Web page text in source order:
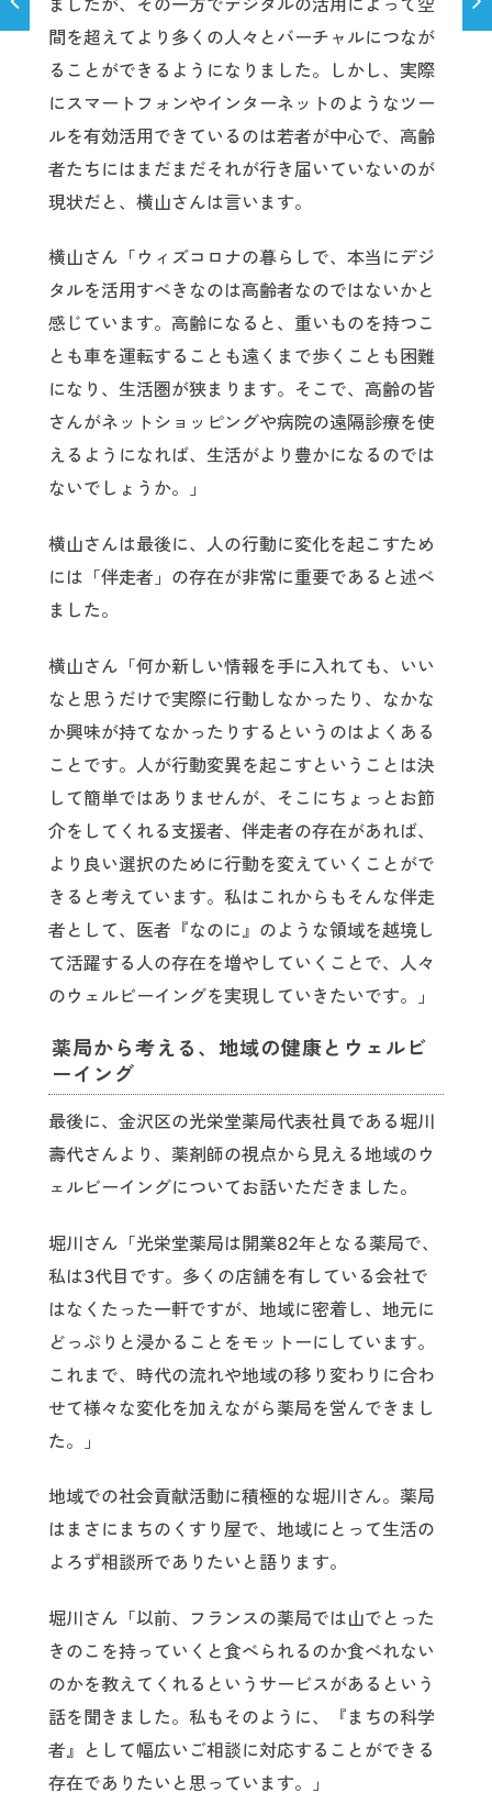
間を超えてより多くの人々とバーチャルにつなが
ることができるようになりました。しかし、実際
にスマートフォンやインターネットのようなツー
ルを有効活用できているのは若者が中心で、高齢
者たちにはまだまだそれが行き届いていないのが
現状だと、横山さんは言います。
横山さん「ウィズコロナの暮らしで、本当にデジ
タルを活用すべきなのは高齢者なのではないかと
感じています。高齢になると、重いものを持つこ
とも車を運転することも遠くまで歩くことも困難
になり、生活圏が狭まります。そこで、高齢の皆
さんがネットショッピングや病院の遠隔診療を使
えるようになれば、生活がより豊かになるのでは
ないでしょうか。」
横山さんは最後に、人の行動に変化を起こすため
には「伴走者」の存在が非常に重要であると述べ
ました。
横山さん「何か新しい情報を手に入れても、いい
なと思うだけで実際に行動しなかったり、なかな
か興味が持てなかったりするというのはよくある
ことです。人が行動変異を起こすということは決
して簡単ではありませんが、そこにちょっとお節
介をしてくれる支援者、伴走者の存在があれば、
より良い選択のために行動を変えていくことがで
きると考えています。私はこれからもそんな伴走
者として、医者『なのに』のような領域を越境し
て活躍する人の存在を増やしていくことで、人々
のウェルビーイングを実現していきたいです。」
薬局から考える、地域の健康とウェルビ
ーイング
最後に、金沢区の光栄堂薬局代表社員である堀川
壽代さんより、薬剤師の視点から見える地域のウ
ェルビーイングについてお話いただきました。
堀川さん「光栄堂薬局は開業82年となる薬局で、
私は3代目です。多くの店舗を有している会社で
はなくたった一軒ですが、地域に密着し、地元に
どっぷりと浸かることをモットーにしています。
これまで、時代の流れや地域の移り変わりに合わ
せて様々な変化を加えながら薬局を営んできまし
た。」
地域での社会貢献活動に積極的な堀川さん。薬局
はまさにまちのくすり屋で、地域にとって生活の
よろず相談所でありたいと語ります。
堀川さん「以前、フランスの薬局では山でとった
きのこを持っていくと食べられるのか食べれない
のかを教えてくれるというサービスがあるという
話を聞きました。私もそのように、『まちの科学
者』として幅広いご相談に対応することができる
存在でありたいと思っています。」